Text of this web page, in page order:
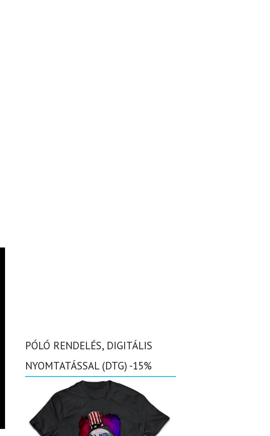
PÓLÓ RENDELÉS, DIGITÁLIS
NYOMTATÁSSAL (DTG) -15%